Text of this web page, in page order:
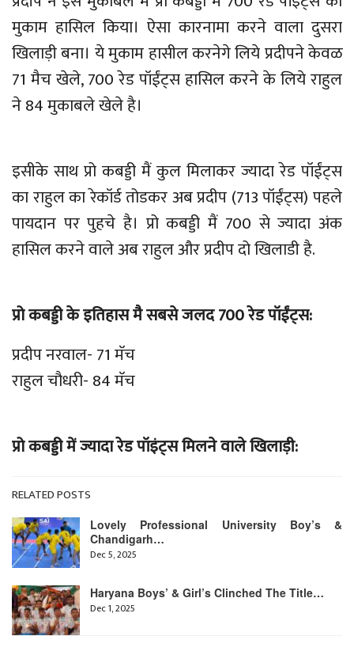
मुकाम हासिल किया। ऐसा कारनामा करने वाला दुसरा
खिलाड़ी बना। ये मुकाम हासील करनेगे लिये प्रदीपने केवळ
71 मैच खेले, 700 रेड पॉईंट्स हासिल करने के लिये राहुल
ने 84 मुकाबले खेले है।
इसीके साथ प्रो कबड्डी मैं कुल मिलाकर ज्यादा रेड पॉईंट्स
का राहुल का रेकॉर्ड तोडकर अब प्रदीप (713 पॉईंट्स) पहले
पायदान पर पुहचे है। प्रो कबड्डी मैं 700 से ज्यादा अंक
हासिल करने वाले अब राहुल और प्रदीप दो खिलाडी है.
प्रो कबड्डी के इतिहास मै सबसे जलद 700 रेड पॉईंट्स:
प्रदीप नरवाल- 71 मॅच
राहुल चौधरी- 84 मॅच
प्रो कबड्डी में ज्यादा रेड पॉइंट्स मिलने वाले खिलाड़ी:
RELATED POSTS
Lovely Professional University Boy’s &
Chandigarh…
Dec 5, 2025
Haryana Boys’ & Girl’s Clinched The Title…
Dec 1, 2025